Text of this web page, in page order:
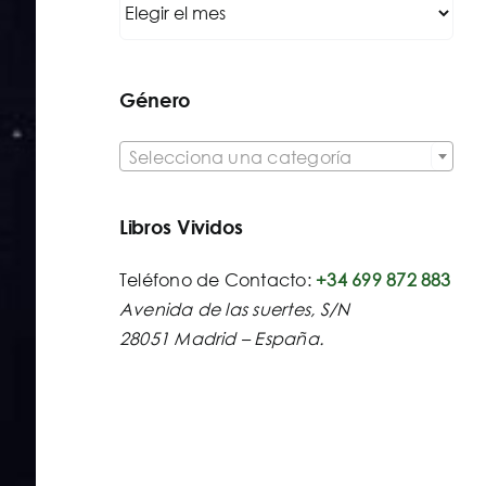
Género
Selecciona una categoría
Libros Vividos
Teléfono de Contacto: +34 699 872 883
Avenida de las suertes, S/N
28051 Madrid – España.